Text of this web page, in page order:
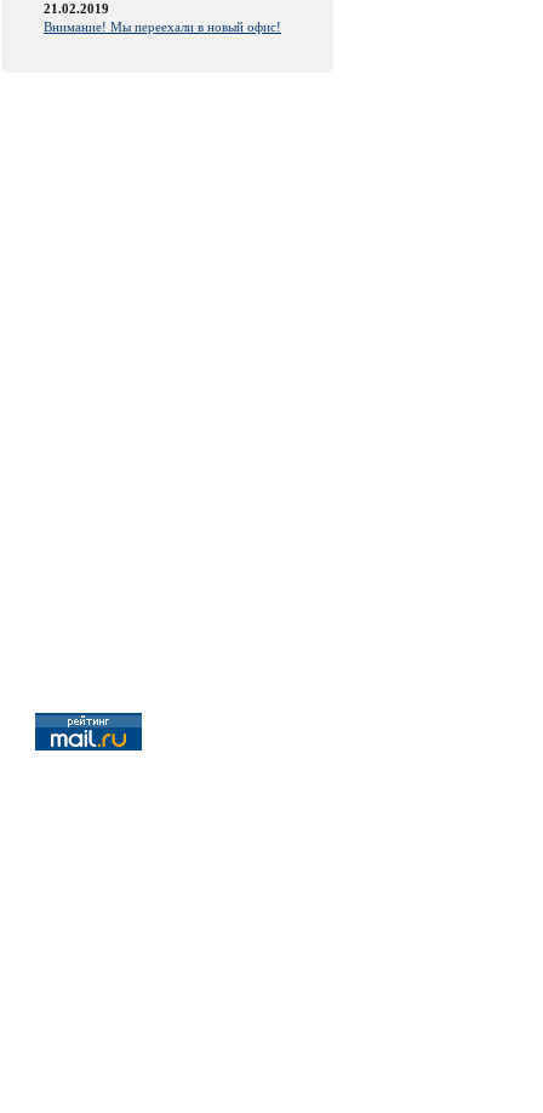
21.02.2019
Внимание! Мы переехали в новый офис!